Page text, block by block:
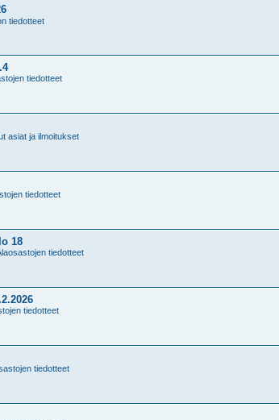
tiedotteet
tiedotteet
asiat ja ilmoitukset
tiedotteet
18
tiedotteet
tiedotteet
tiedotteet